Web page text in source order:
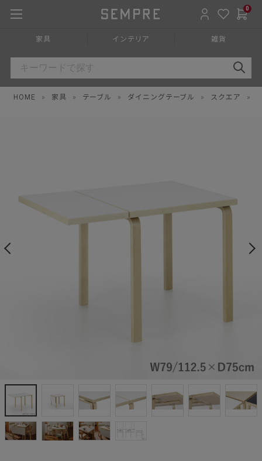
0
家具 インテリア 雑貨
HOME » 家具 » テーブル » ダイニングテーブル » スクエア »